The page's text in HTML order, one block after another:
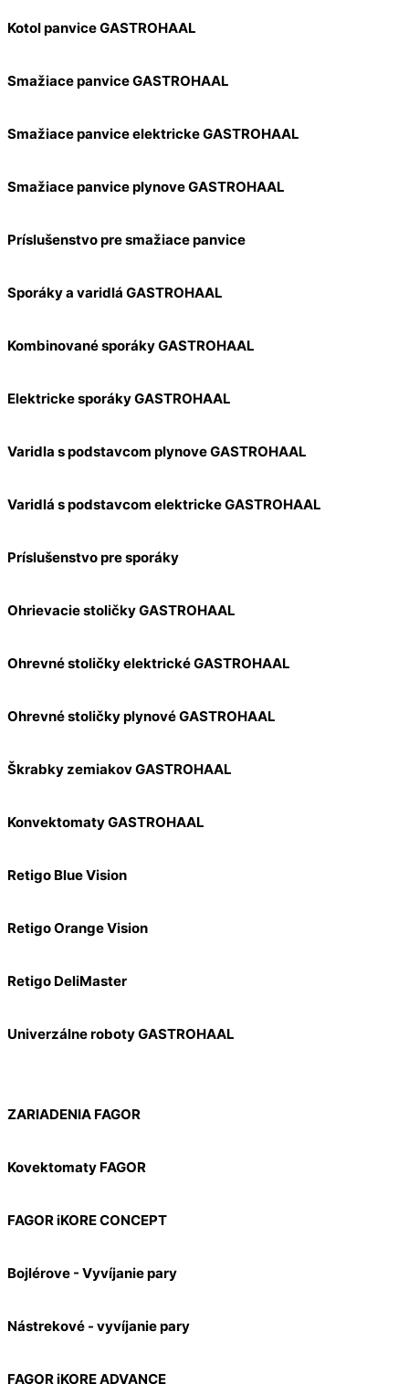
Kotol panvice GASTROHAAL
Smažiace panvice GASTROHAAL
Smažiace panvice elektricke GASTROHAAL
Smažiace panvice plynove GASTROHAAL
Príslušenstvo pre smažiace panvice
Sporáky a varidlá GASTROHAAL
Kombinované sporáky GASTROHAAL
Elektricke sporáky GASTROHAAL
Varidla s podstavcom plynove GASTROHAAL
Varidlá s podstavcom elektricke GASTROHAAL
Príslušenstvo pre sporáky
Ohrievacie stoličky GASTROHAAL
Ohrevné stoličky elektrické GASTROHAAL
Ohrevné stoličky plynové GASTROHAAL
Škrabky zemiakov GASTROHAAL
Konvektomaty GASTROHAAL
Retigo Blue Vision
Retigo Orange Vision
Retigo DeliMaster
Univerzálne roboty GASTROHAAL
ZARIADENIA FAGOR
Kovektomaty FAGOR
FAGOR iKORE CONCEPT
Bojlérove - Vyvíjanie pary
Nástrekové - vyvíjanie pary
FAGOR iKORE ADVANCE